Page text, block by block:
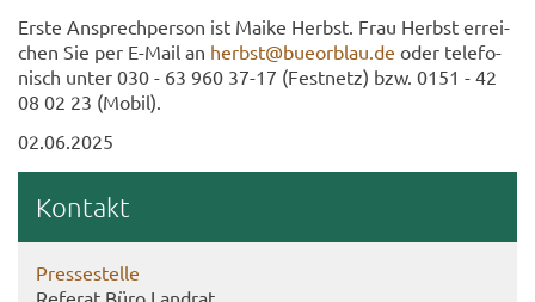
Erste An­sprech­per­son ist Maike Herbst. Frau Herbst er­rei­
chen Sie per E-​Mail an herbst@bue­or­blau.de oder te­le­fo­
nisch unter 030 - 63 960 37-17 (Fest­netz) bzw. 0151 - 42
08 02 23 (Mobil).
02.06.2025
Kon­takt
Pres­se­stel­le
Re­fe­rat Büro Land­rat